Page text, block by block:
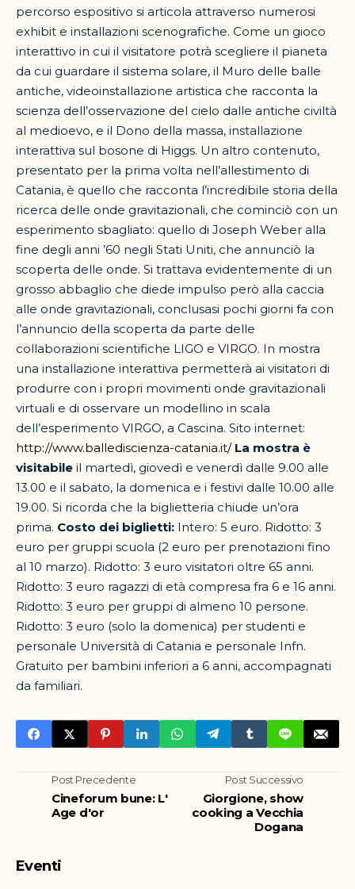
percorso espositivo si articola attraverso numerosi
exhibit e installazioni scenografiche. Come un gioco
interattivo in cui il visitatore potrà scegliere il pianeta
da cui guardare il sistema solare, il Muro delle balle
antiche, videoinstallazione artistica che racconta la
scienza dell’osservazione del cielo dalle antiche civiltà
al medioevo, e il Dono della massa, installazione
interattiva sul bosone di Higgs. Un altro contenuto,
presentato per la prima volta nell’allestimento di
Catania, è quello che racconta l’incredibile storia della
ricerca delle onde gravitazionali, che cominciò con un
esperimento sbagliato: quello di Joseph Weber alla
fine degli anni ’60 negli Stati Uniti, che annunciò la
scoperta delle onde. Si trattava evidentemente di un
grosso abbaglio che diede impulso però alla caccia
alle onde gravitazionali, conclusasi pochi giorni fa con
l’annuncio della scoperta da parte delle
collaborazioni scientifiche LIGO e VIRGO. In mostra
una installazione interattiva permetterà ai visitatori di
produrre con i propri movimenti onde gravitazionali
virtuali e di osservare un modellino in scala
dell’esperimento VIRGO, a Cascina. Sito internet:
http://www.ballediscienza-catania.it/ La mostra è
visitabile il martedì, giovedì e venerdì dalle 9.00 alle
13.00 e il sabato, la domenica e i festivi dalle 10.00 alle
19.00. Si ricorda che la biglietteria chiude un’ora
prima. Costo dei biglietti: Intero: 5 euro. Ridotto: 3
euro per gruppi scuola (2 euro per prenotazioni fino
al 10 marzo). Ridotto: 3 euro visitatori oltre 65 anni.
Ridotto: 3 euro ragazzi di età compresa fra 6 e 16 anni.
Ridotto: 3 euro per gruppi di almeno 10 persone.
Ridotto: 3 euro (solo la domenica) per studenti e
personale Università di Catania e personale Infn.
Gratuito per bambini inferiori a 6 anni, accompagnati
da familiari.
Post Precedente
Cineforum bune: L'
Age d'or
Post Successivo
Giorgione, show
cooking a Vecchia
Dogana
Eventi